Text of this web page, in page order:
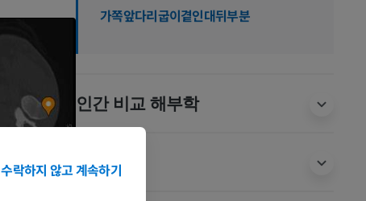
가쪽앞다리굽이곁인대뒤부분
인간 비교 해부학
번역
수락하지 않고 계속하기